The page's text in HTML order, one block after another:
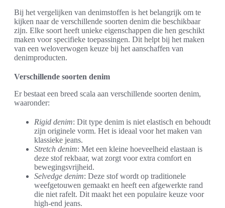
Bij het vergelijken van denimstoffen is het belangrijk om te
kijken naar de verschillende soorten denim die beschikbaar
zijn. Elke soort heeft unieke eigenschappen die hen geschikt
maken voor specifieke toepassingen. Dit helpt bij het maken
van een weloverwogen keuze bij het aanschaffen van
denimproducten.
Verschillende soorten denim
Er bestaat een breed scala aan verschillende soorten denim,
waaronder:
Rigid denim: Dit type denim is niet elastisch en behoudt
zijn originele vorm. Het is ideaal voor het maken van
klassieke jeans.
Stretch denim: Met een kleine hoeveelheid elastaan is
deze stof rekbaar, wat zorgt voor extra comfort en
bewegingsvrijheid.
Selvedge denim: Deze stof wordt op traditionele
weefgetouwen gemaakt en heeft een afgewerkte rand
die niet rafelt. Dit maakt het een populaire keuze voor
high-end jeans.